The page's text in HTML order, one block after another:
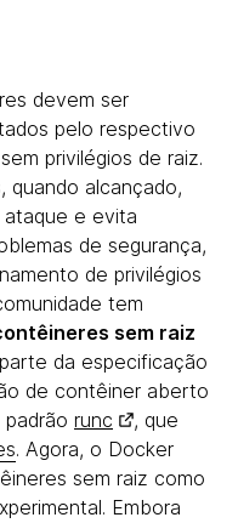
devem ser
pelo respectivo
privilégios de raiz.
quando alcançado,
e evita
de segurança,
de privilégios
tem
sem raiz
da especificação
de contêiner aberto
runc
, que
. Agora, o Docker
sem raiz como
Embora